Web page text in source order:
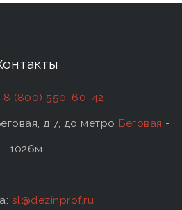
8 (800) 550-60-42
д 7, до метро Беговая -
1026м
sl@dezinprof.ru